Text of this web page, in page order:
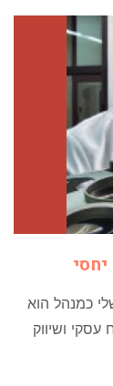
כמנהל הוא
ושיווק